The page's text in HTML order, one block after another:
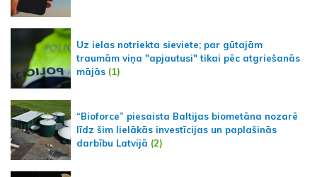
Uz ielas notriekta sieviete; par gūtajām
traumām viņa "apjautusi" tikai pēc atgriešanās
mājās (1)
“Bioforce” piesaista Baltijas biometāna nozarē
līdz šim lielākās investīcijas un paplašinās
darbību Latvijā (2)